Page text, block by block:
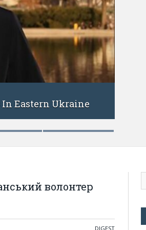
Ukraine
Mr. Timely.
волонтер
DIGEST